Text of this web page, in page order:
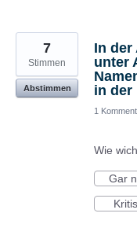
In der
unter
in der
7
Stimmen
Abstimmen
1
Wie
Gar